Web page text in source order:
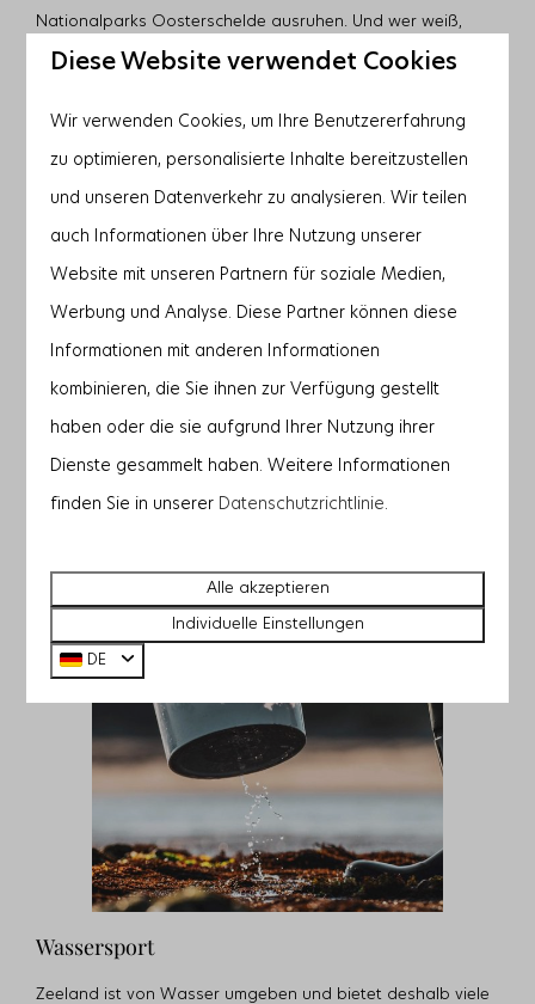
Nationalparks Oosterschelde ausruhen. Und wer weiß,
vielleicht entdecken Sie sogar einige elegant durch das
Helfen Sie bei deren Fütterung und Pflege und gehen Sie
anschließend mit den Eseln auf eine Wanderung, bei der
Sie ein leckeres Picknick genießen können.
Kulturgeschichte Zeelands bestaunt werden. Ein Gebiet mit
vielen Vögeln und einer Beobachtungshütte. Hier begegnen
Ihnen nicht nur seltene Vögel, sondern auch Pflanzen, z. B.
die Stranddistel.
Wassersport
Zeeland ist von Wasser umgeben und bietet deshalb viele
Diese Website verwendet Cookies
Wir verwenden Cookies, um Ihre Benutzererfahrung
zu optimieren, personalisierte Inhalte bereitzustellen
und unseren Datenverkehr zu analysieren. Wir teilen
auch Informationen über Ihre Nutzung unserer
Website mit unseren Partnern für soziale Medien,
Werbung und Analyse. Diese Partner können diese
Informationen mit anderen Informationen
kombinieren, die Sie ihnen zur Verfügung gestellt
haben oder die sie aufgrund Ihrer Nutzung ihrer
Dienste gesammelt haben. Weitere Informationen
finden Sie in unserer Datenschutzrichtlinie
Alle akzeptieren
Individuelle Einstellungen
DE